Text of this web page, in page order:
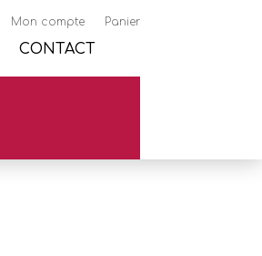
Mon compte Panier
CONTACT